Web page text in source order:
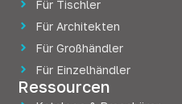
Für Tischler
Für Architekten
Für Großhändler
Für Einzelhändler
Ressourcen